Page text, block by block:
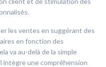
les ventes en suggérant des
en fonction des
va au-delà de la simple
intègre une compréhension